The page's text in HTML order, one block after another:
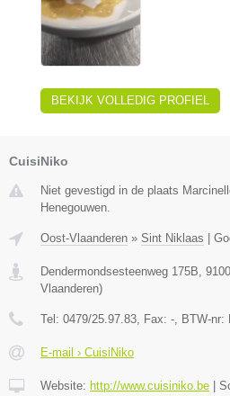
BEKIJK VOLLEDIG PROFIEL
CuisiNiko
Niet gevestigd in de plaats
Henegouwen.
Oost-Vlaanderen » Sint Niklaas |
Dendermondsesteenweg 175B 9100
Vlaanderen)
Tel: 0479/25.97.83 , Fax: - , BTW-nr:
E-mail › CuisiNiko
Website: http://www.cuisiniko.be |